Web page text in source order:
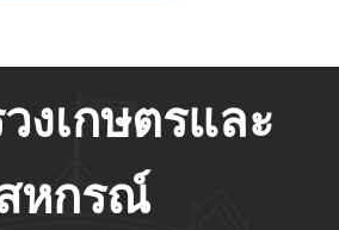
งเกษตรและ
หกรณ์